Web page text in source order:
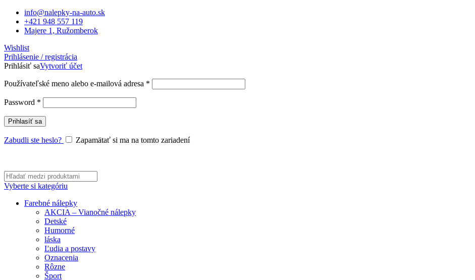
info@nalepky-na-auto.sk
+421 948 557 119
Majere 1, Ružomberok
Wishlist
Prihlásenie / registrácia
Prihlásiť saVytvoriť účet
Používateľské meno alebo e-mailová adresa *
Password *
Prihlasíť sa
Zabudli ste heslo? Zapamätať si ma na tomto zariadení
Vyberte si kategóriu
Farebné nálepky
AKCIA – Vianočné nálepky
Detské
Humorné
láska
Ľudia a postavy
Oznacenia
Rôzne
Šport